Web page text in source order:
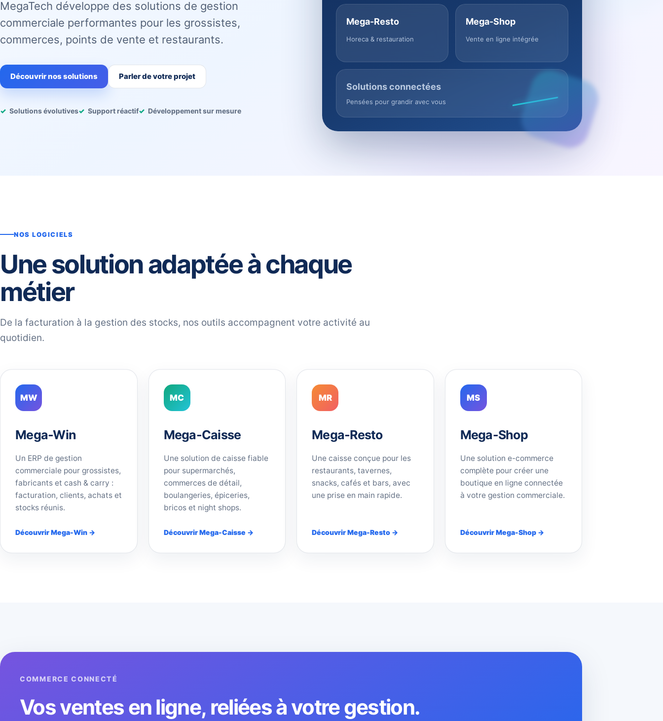
MegaTech développe des solutions de gestion
commerciale performantes pour les grossistes,
commerces, points de vente et restaurants.
Découvrir nos solutions Parler de votre projet
Solutions évolutives Support réactif Développement sur mesure
Mega-Resto
Horeca & restauration
Mega-Shop
Vente en ligne intégrée
Solutions connectées
Pensées pour grandir avec vous
NOS LOGICIELS
Une solution adaptée à chaque
métier
De la facturation à la gestion des stocks, nos outils accompagnent votre activité au
quotidien.
MW
Mega-Win
Un ERP de gestion
commerciale pour grossistes,
fabricants et cash & carry :
facturation, clients, achats et
stocks réunis.
Découvrir Mega-Win →
MC
Mega-Caisse
Une solution de caisse fiable
pour supermarchés,
commerces de détail,
boulangeries, épiceries,
bricos et night shops.
Découvrir Mega-Caisse →
MR
Mega-Resto
Une caisse conçue pour les
restaurants, tavernes,
snacks, cafés et bars, avec
une prise en main rapide.
Découvrir Mega-Resto →
MS
Mega-Shop
Une solution e-commerce
complète pour créer une
boutique en ligne connectée
à votre gestion commerciale.
Découvrir Mega-Shop →
COMMERCE CONNECTÉ
Vos ventes en ligne, reliées à votre gestion.